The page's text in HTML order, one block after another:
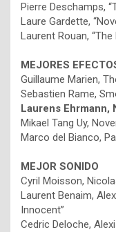
Pierre Deschamps,
Laure Gardette,
Laurent Rouan,
MEJORES
Guillaume Marien,
Sebastien Rame,
Laurens Ehrmann,
Mikael Tang Uy,
Marco del Bianco,
MEJOR SONIDO
Cyril Moisson,
Laurent Benaim,
Innocent”
Cedric Deloche,